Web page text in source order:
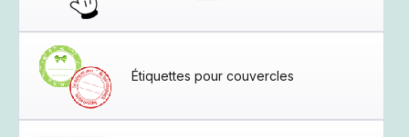
Étiquettes pour couvercles